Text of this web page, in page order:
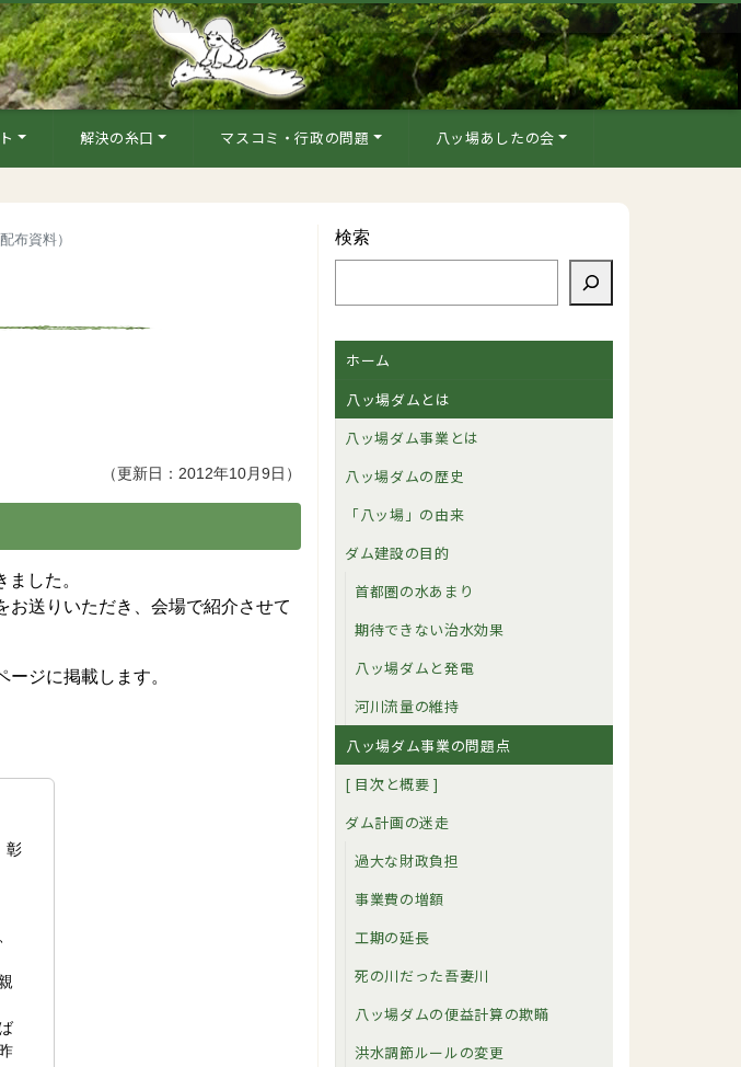
解決の糸口 マスコミ・行政の問題 八ッ場あしたの会
布資料）
（更新日：2012年10月9日）
した。
お送りいただき、会場で紹介させて
ジに掲載します。
彰
検索
ホーム
八ッ場ダムとは
八ッ場ダム事業とは
八ッ場ダムの歴史
「八ッ場」の由来
ダム建設の目的
首都圏の水あまり
期待できない治水効果
八ッ場ダムと発電
河川流量の維持
八ッ場ダム事業の問題点
[ 目次と概要 ]
ダム計画の迷走
過大な財政負担
事業費の増額
工期の延長
死の川だった吾妻川
八ッ場ダムの便益計算の欺瞞
洪水調節ルールの変更